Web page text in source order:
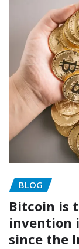
BLOG
Bitcoin is
invention
since the